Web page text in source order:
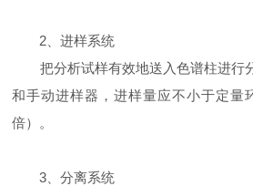
2、进样系统
把分析试样有效地送入色谱柱进行
和手动进样器，进样量应不小于定量
倍）。
3、分离系统